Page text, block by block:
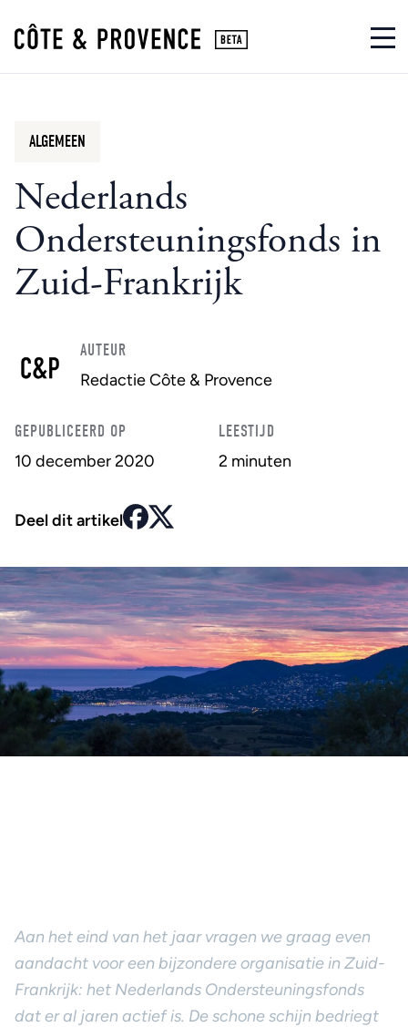
Nederlands
Ondersteuningsfonds in
Zuid-Frankrijk
ALGEMEEN
AUTEUR
Redactie Côte & Provence
GEPUBLICEERD OP
10 december 2020
LEESTIJD
2 minuten
Deel dit artikel
Aan het eind van het jaar vragen we graag even
aandacht voor een bijzondere organisatie in Zuid-
Frankrijk: het Nederlands Ondersteuningsfonds
dat er al jaren actief is. De schone schijn bedriegt